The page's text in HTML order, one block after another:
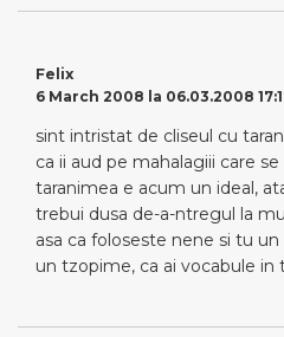
Felix
6 March 2008 la 06.03.2008
sint intristat de cliseul cu
ca ii aud pe mahalagiii care se
taranimea e acum un ideal,
trebui dusa de-a-ntregul la
asa ca foloseste nene si tu
un tzopime, ca ai vocabule in